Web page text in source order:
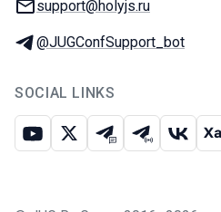
Email:
support@holyjs.ru
Telegram:
@JUGConfSupport_bot
SOCIAL LINKS
Youtube
X Telegram chat
Telegram
VK